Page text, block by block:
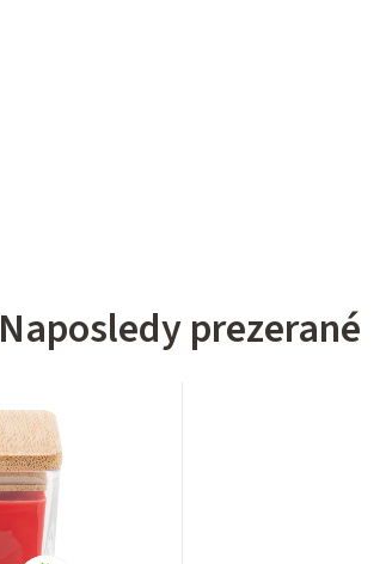
Naposledy prezerané